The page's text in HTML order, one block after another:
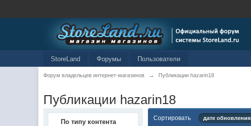
StoreLand Форумы Пользователи
Форум владельцев интернет-магазинов → Публикации hazarin18
Публикации hazarin18
По типу контента Сортировать дате обновления